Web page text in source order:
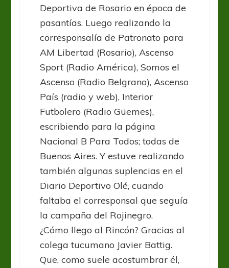
Deportiva de Rosario en época de
pasantías. Luego realizando la
corresponsalía de Patronato para
AM Libertad (Rosario), Ascenso
Sport (Radio América), Somos el
Ascenso (Radio Belgrano), Ascenso
País (radio y web), Interior
Futbolero (Radio Güemes),
escribiendo para la página
Nacional B Para Todos; todas de
Buenos Aires. Y estuve realizando
también algunas suplencias en el
Diario Deportivo Olé, cuando
faltaba el corresponsal que seguía
la campaña del Rojinegro.
¿Cómo llego al Rincón? Gracias al
colega tucumano Javier Battig.
Que, como suele acostumbrar él,